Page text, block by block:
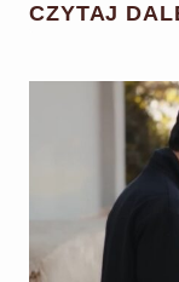
CZYTAJ